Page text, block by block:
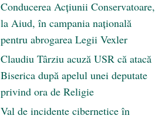
Conducerea Acțiunii Conservatoare,
la Aiud, în campania națională
pentru abrogarea Legii Vexler
Claudiu Târziu acuză USR că atacă
Biserica după apelul unei deputate
privind ora de Religie
Val de incidente cibernetice în